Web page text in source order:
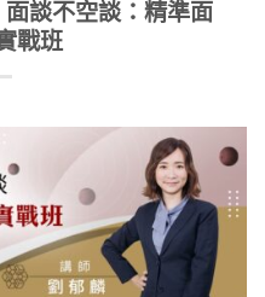
面談不空談：精準面
戰班